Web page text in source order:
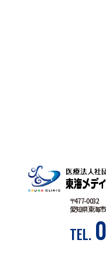
〒477-0032
愛知県東海
TEL.